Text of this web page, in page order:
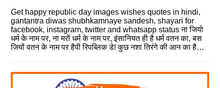
Get happy republic day images wishes quotes in hindi,
gantantra diwas shubhkamnaye sandesh, shayari for
facebook, instagram, twitter and whatsapp status ना जियो
धर्म के नाम पर, ना मरों धर्म के नाम पर, इंसानियत ही है धर्म वतन का, बस
जियों वतन के नाम पर हैपी रिपब्लिक डे! कुछ नशा तिरंगे की आन का है…